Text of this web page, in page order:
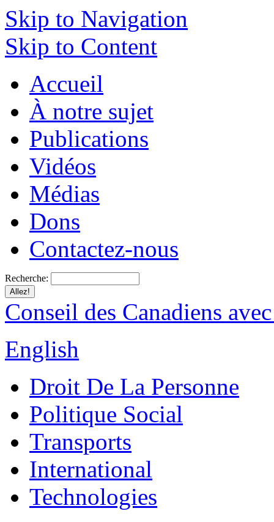
Skip to Navigation
Skip to Content
Accueil
À notre sujet
Publications
Vidéos
Médias
Dons
Contactez-nous
Recherche:
Conseil des Canadiens
English
Droit De La Personne
Politique Social
Transports
International
Technologies